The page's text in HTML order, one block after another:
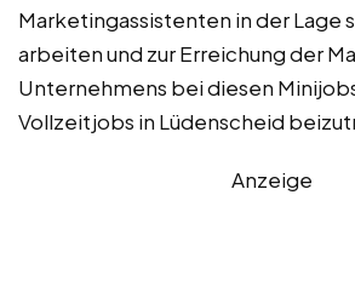
Marketingassistenten in der Lage
arbeiten und zur Erreichung der
Unternehmens bei diesen
Vollzeitjobs in Lüdenscheid
Anzeige